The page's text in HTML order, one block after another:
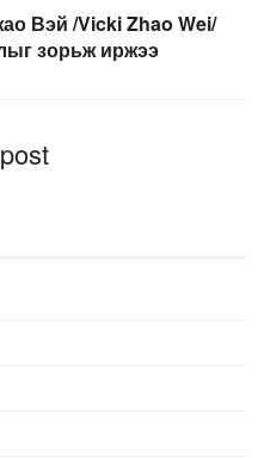
Вэй /Vicki Zhao Wei/
зорьж иржээ